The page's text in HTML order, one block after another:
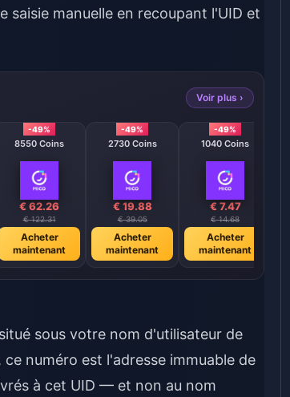
saisie manuelle en recoupant l'UID et
Voir plus ›
-49%
8550 Coins
€ 62.26
€ 122.31
Acheter
maintenant
-49%
2730 Coins
€ 19.88
€ 39.05
Acheter
maintenant
-49%
1040 Coins
€ 7.47
€ 14.68
Acheter
maintenant
sous votre nom d'utilisateur de
numéro est l'adresse immuable de
à cet UID — et non au nom